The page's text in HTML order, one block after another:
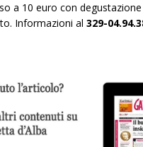
a 10 euro con
Informazioni al 329-